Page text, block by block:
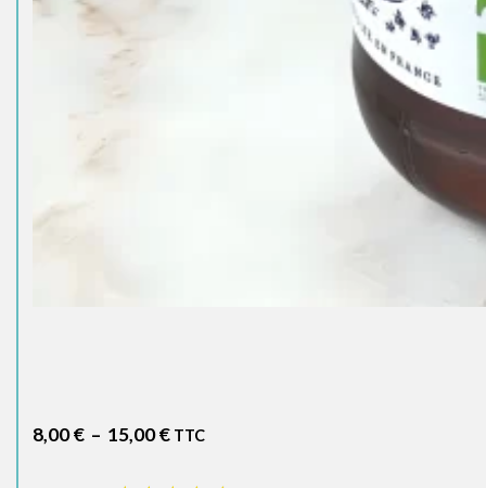
8,00€ – 15,00€Plage
TTC